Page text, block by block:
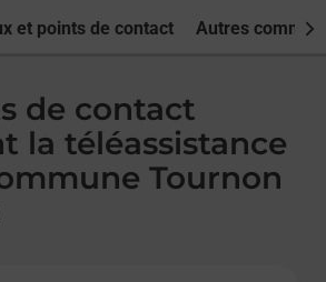
et points de contact Autres
de contact
la téléassistance
Tournon